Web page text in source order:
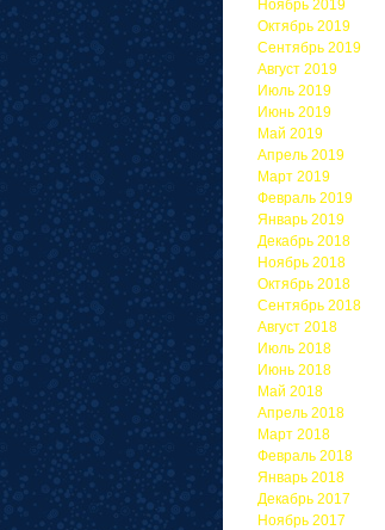
Ноябрь 2019
Октябрь 2019
Сентябрь 2019
Август 2019
Июль 2019
Июнь 2019
Май 2019
Апрель 2019
Март 2019
Февраль 2019
Январь 2019
Декабрь 2018
Ноябрь 2018
Октябрь 2018
Сентябрь 2018
Август 2018
Июль 2018
Июнь 2018
Май 2018
Апрель 2018
Март 2018
Февраль 2018
Январь 2018
Декабрь 2017
Ноябрь 2017